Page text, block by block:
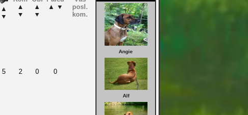
Angie
Alf
▲
▼
▲
▼
▲
▼
▲ ▼
posl.
kom.
5 2 0 0